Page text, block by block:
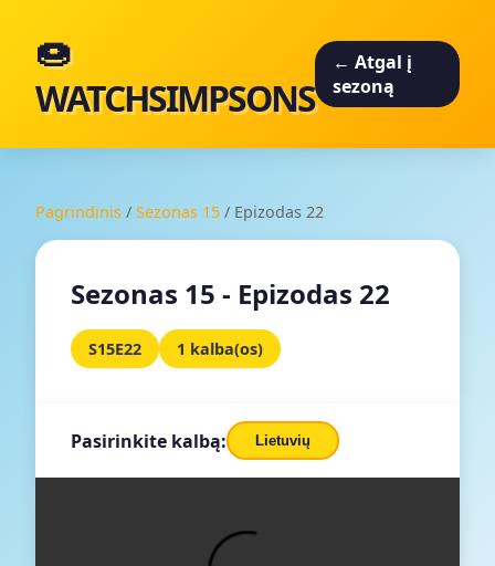
🍩
WATCHSIMPSONS
← Atgal į
sezoną
Pagrindinis / Sezonas 15 / Epizodas 22
Sezonas 15 - Epizodas 22
S15E22 1 kalba(os)
Pasirinkite kalbą: Lietuvių